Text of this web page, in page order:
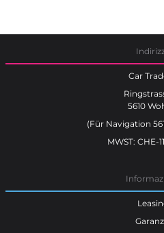
Car
5610
(Für Navigation
MWST: CHE-